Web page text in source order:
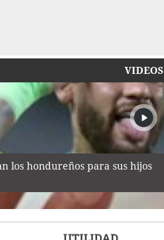
VIDEOS
los hondureños para sus hijos